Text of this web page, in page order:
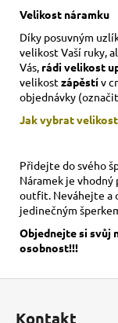
Velikost náramku
Díky posuvným
velikost Vaší ruky,
Vás, rádi velikost
velikostzápěstív
objednávky
Jak vybrat velikost
Přidejte do svého
Náramek je
outfit. Neváhejte a
jedinečným
Objednejte si svůj
osobnost!!!
Kontakt